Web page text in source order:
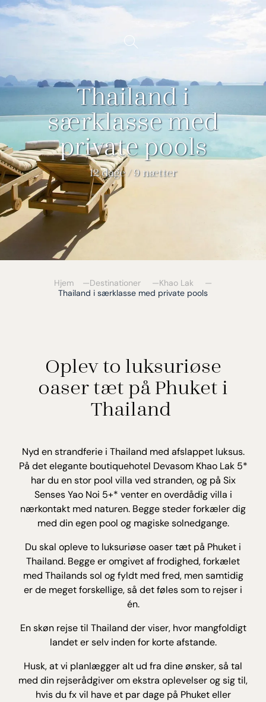
Spring
søgning
Thailand i
særklasse med
private pools
12 dage / 9 nætter
Hjem Destinationer
Khao Lak
Thailand i særklasse med private pools
Oplev to luksuriøse
oaser tæt på Phuket i
Thailand
Nyd en strandferie i Thailand med afslappet luksus.
På det elegante boutiquehotel Devasom Khao Lak 5*
har du en stor pool villa ved stranden, og på Six
Senses Yao Noi 5+* venter en overdådig villa i
nærkontakt med naturen. Begge steder forkæler dig
med din egen pool og magiske solnedgange.
Du skal opleve to luksuriøse oaser tæt på Phuket i
Thailand. Begge er omgivet af frodighed, forkælet
med Thailands sol og fyldt med fred, men samtidig
er de meget forskellige, så det føles som to rejser i
én.
En skøn rejse til Thailand der viser, hvor mangfoldigt
landet er selv inden for korte afstande.
Husk, at vi planlægger alt ud fra dine ønsker, så tal
med din rejserådgiver om ekstra oplevelser og sig til,
hvis du fx vil have et par dage på Phuket eller